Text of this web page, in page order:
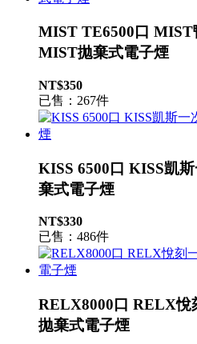
MIST TE6500口 MIST
MIST拋棄式電子煙
NT$350
已售：267件
KISS 6500口 KISS凱
棄式電子煙
NT$330
已售：486件
RELX8000口 RELX悅
拋棄式電子煙